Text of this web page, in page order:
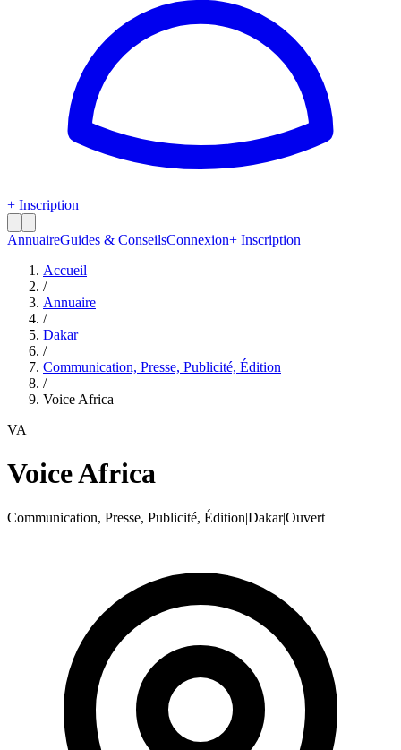
+ Inscription
AnnuaireGuides & ConseilsConnexion+ Inscription
Accueil
/
Annuaire
/
Dakar
/
Communication, Presse, Publicité, Édition
/
Voice Africa
VA
Voice Africa
Communication, Presse, Publicité, Édition|Dakar|Ouvert